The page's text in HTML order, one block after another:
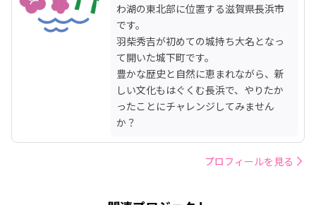
わ湖の東北部に位置する滋賀県長浜市
です。
羽柴秀吉が初めての城持ち大名となっ
て開いた城下町です。
豊かな歴史と自然に恵まれながら、新
しい文化もはぐくむ長浜で、やりたか
ったことにチャレンジしてみません
か？
プロフィールを見る